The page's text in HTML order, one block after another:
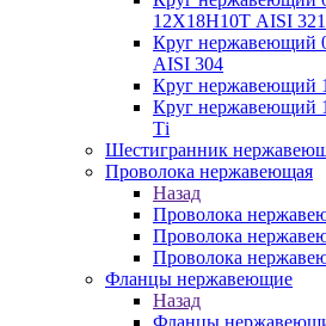
12Х18Н10Т AISI 321
Круг нержавеющий
AISI 304
Круг нержавеющий
Круг нержавеющий
Тi
Шестигранник
Проволока нержавеющая
Назад
Проволока
Проволока
Проволока
Фланцы нержавеющие
Назад
Фланцы